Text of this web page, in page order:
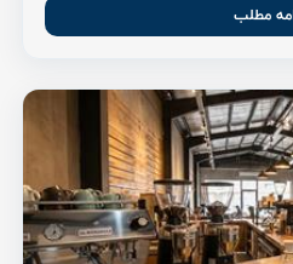
مطلب